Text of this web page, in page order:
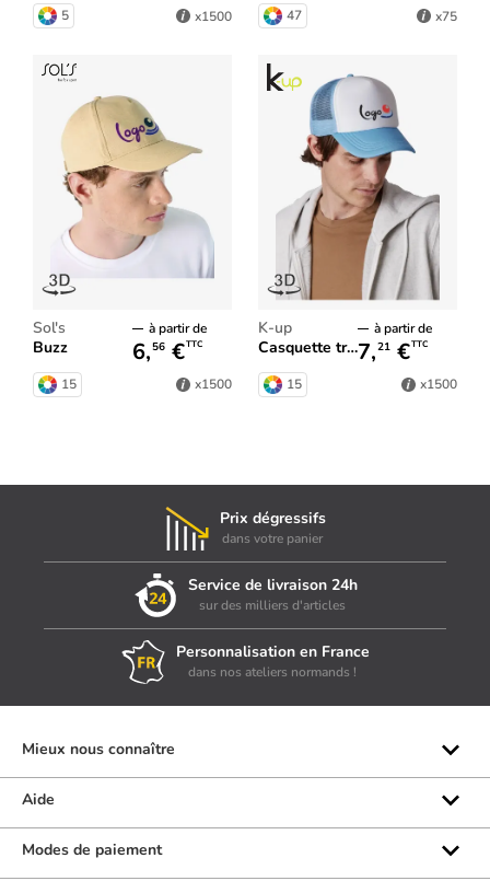
5 x1500 47 x75
Sol's
Buzz
à partir de
6,56 €TTC
15 x1500
K-up
Casquette trucker - 5 Panneaux
à partir de
7,21 €TTC
15 x1500
Prix dégressifs
dans votre panier
Service de livraison 24h
sur des milliers d'articles
Personnalisation en France
dans nos ateliers normands !
Mieux nous connaître
Qui sommes-nous ?
Les marques
Aide
Rubrique d'aide
Modes de paiement